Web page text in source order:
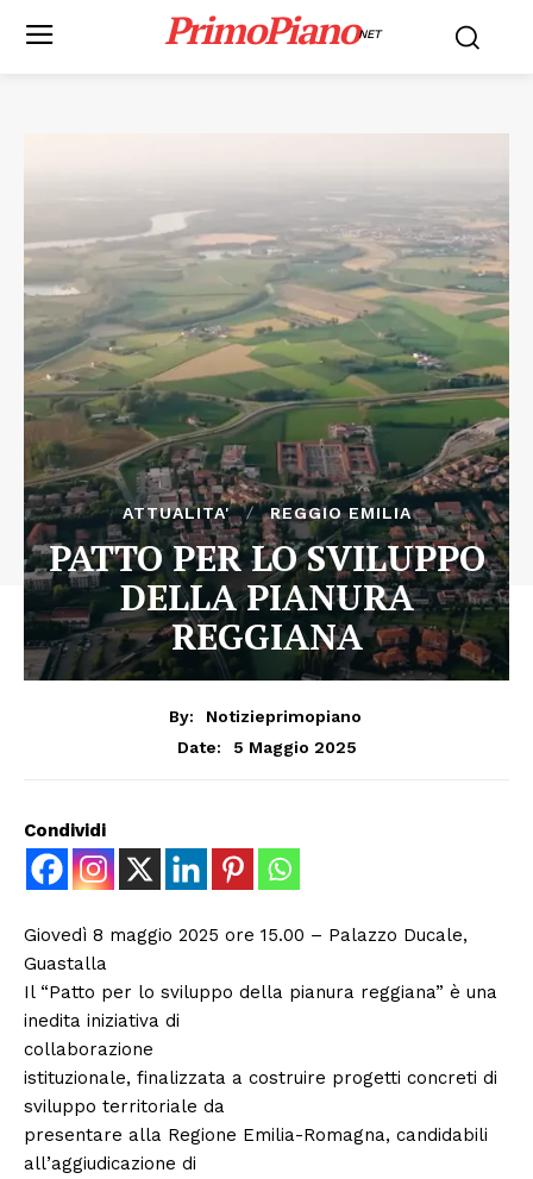
PrimoPianoNET
ATTUALITA' REGGIO EMILIA
PATTO PER LO SVILUPPO
DELLA PIANURA
REGGIANA
By:
Notizieprimopiano
Date:
5 Maggio 2025
Condividi
Giovedì 8 maggio 2025 ore 15.00 – Palazzo Ducale,
Guastalla
Il “Patto per lo sviluppo della pianura reggiana” è una
inedita iniziativa di
collaborazione
istituzionale, finalizzata a costruire progetti concreti di
sviluppo territoriale da
presentare alla Regione Emilia-Romagna, candidabili
all’aggiudicazione di